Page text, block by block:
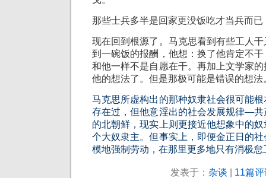
那些士兵多半是回家更没饭吃才当兵而
现在回到根源了。马克思看到有些工人
到一碗饭的报酬，他想：换了他肯定不
和他一样不是自愿在干。再加上文学家
他的想法了。但是那极可能是错误的想法
马克思所虚构出的那种奴隶社会很可能
存在过，但他意淫出的社会发展规律—共
的北朝鲜，现实上则更接近他想象中的奴
个大奴隶主。但事实上，即便金正日的社
模地强制劳动，在那里更多地只有消极怠
发表于： 杂谈 11篇评